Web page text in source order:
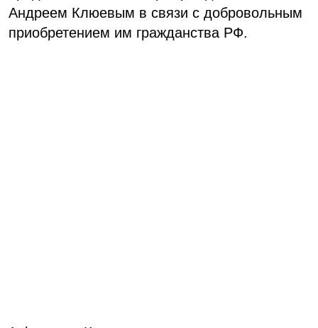
Андреем Клюевым в связи с добровольным
приобретением им гражданства РФ.